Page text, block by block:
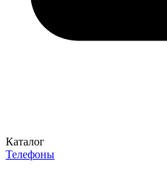
Каталог
Телефоны